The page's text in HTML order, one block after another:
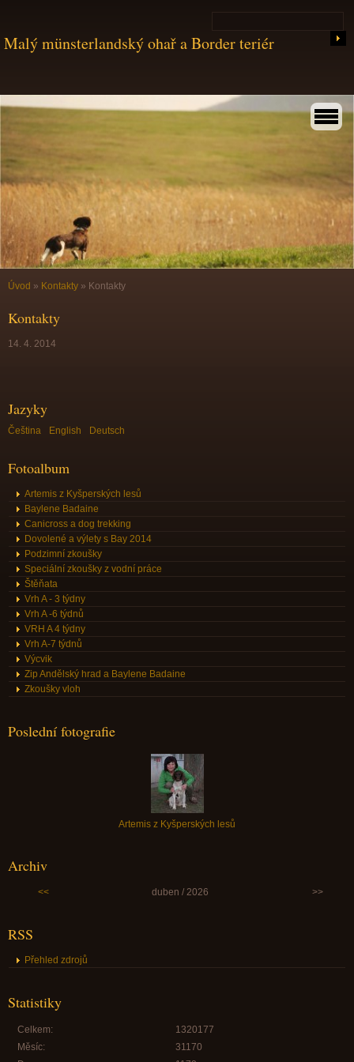
Malý münsterlandský ohař a Border teriér
Úvod » Kontakty » Kontakty
Kontakty
14. 4. 2014
Jazyky
Čeština English Deutsch
Fotoalbum
Artemis z Kyšperských lesů
Baylene Badaine
Canicross a dog trekking
Dovolené a výlety s Bay 2014
Podzimní zkoušky
Speciální zkoušky z vodní práce
Štěňata
Vrh A - 3 týdny
Vrh A -6 týdnů
VRH A 4 týdny
Vrh A-7 týdnů
Výcvik
Zip Andělský hrad a Baylene Badaine
Zkoušky vloh
Poslední fotografie
Artemis z Kyšperských lesů
Archiv
<< duben / 2026 >>
RSS
Přehled zdrojů
Statistiky
Celkem:
1320177
Měsíc:
31170